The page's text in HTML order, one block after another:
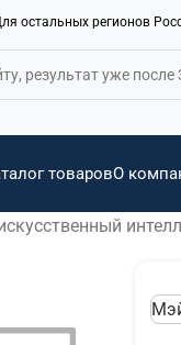
остальных регионов
товаровО